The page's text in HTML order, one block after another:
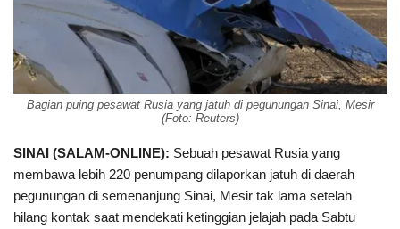
Bagian puing pesawat Rusia yang jatuh di pegunungan Sinai, Mesir
(Foto: Reuters)
SINAI (SALAM-ONLINE): Sebuah pesawat Rusia yang
membawa lebih 220 penumpang dilaporkan jatuh di daerah
pegunungan di semenanjung Sinai, Mesir tak lama setelah
hilang kontak saat mendekati ketinggian jelajah pada Sabtu